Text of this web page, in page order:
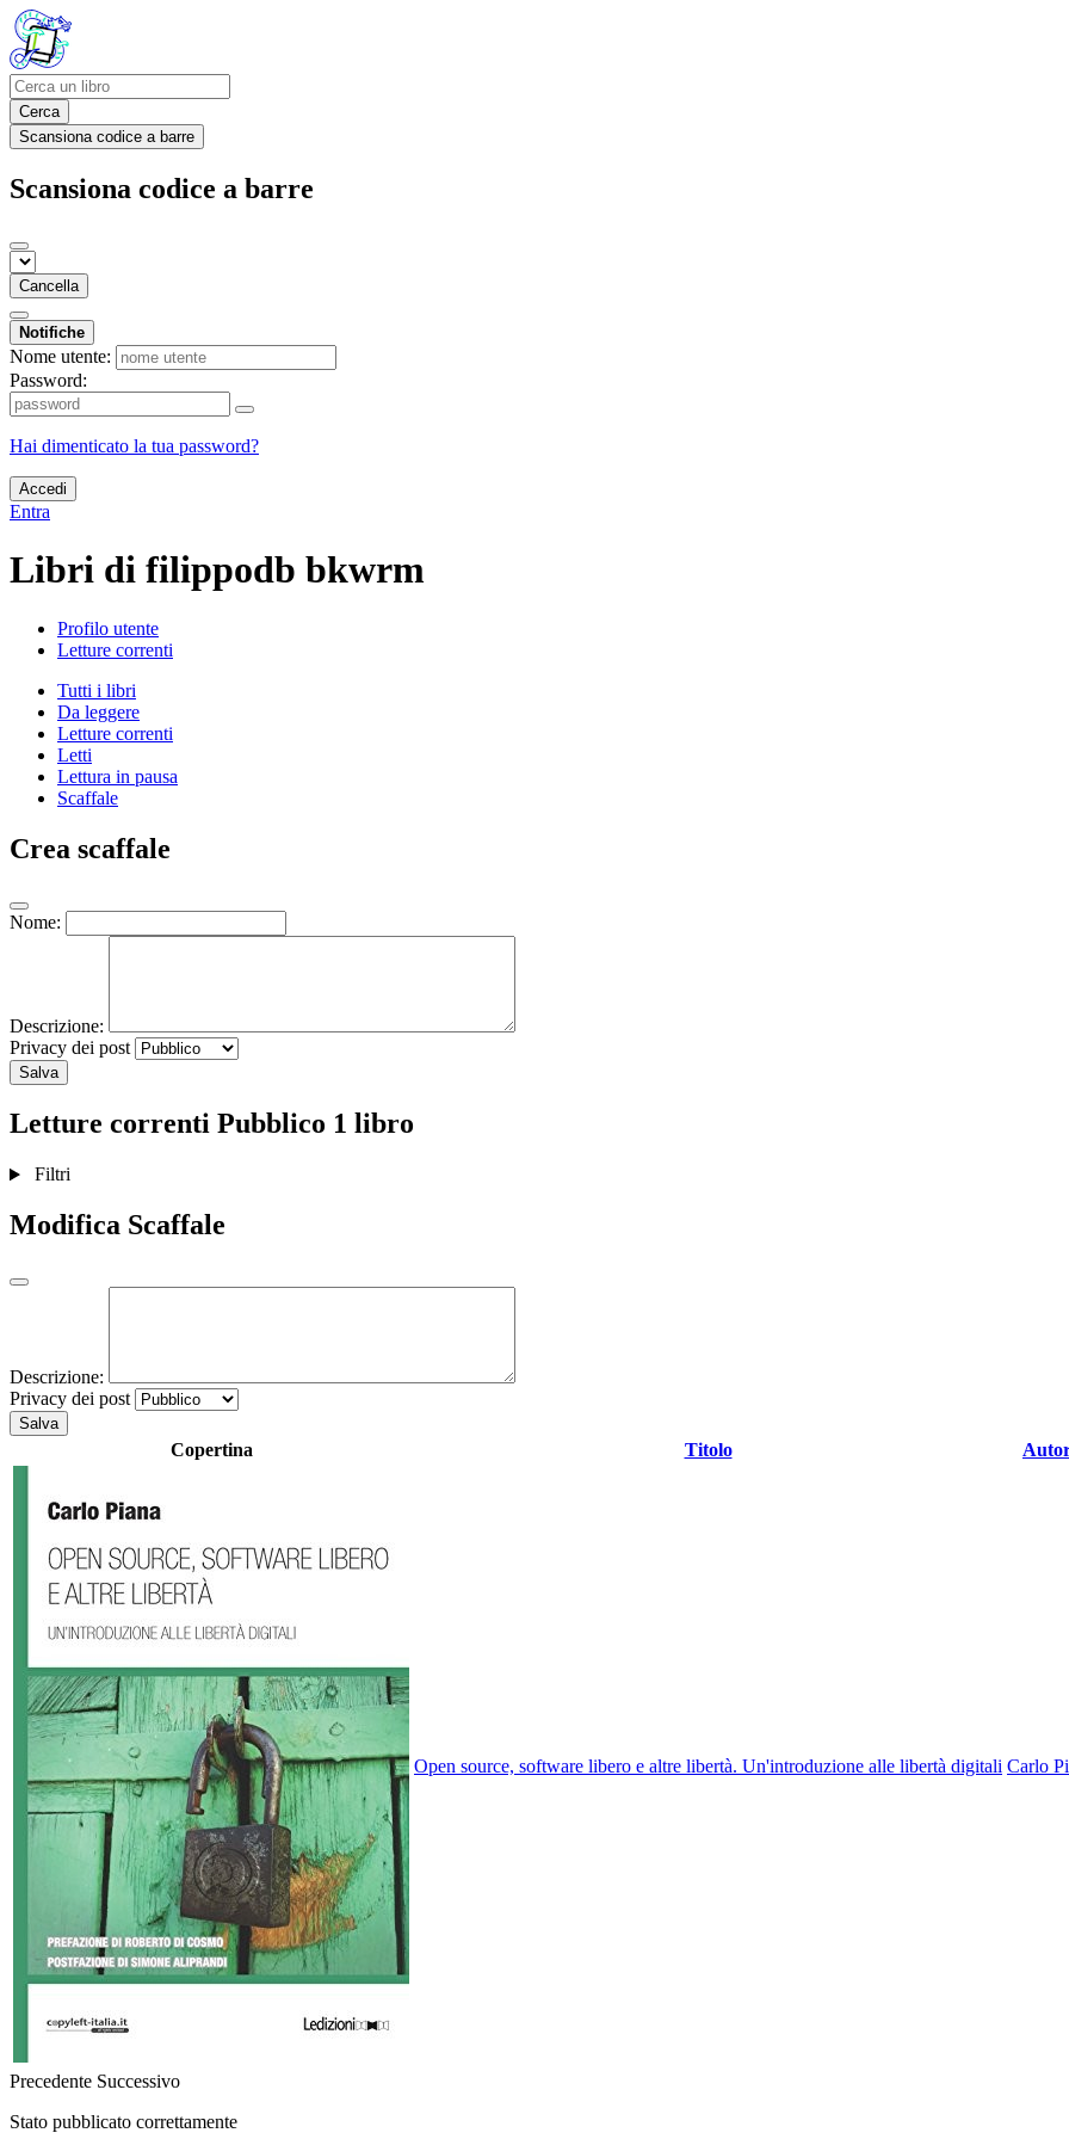
Cerca
Scansiona codice a barre
Scansiona codice a barre
Cancella
Notifiche
Nome utente:
Password:
Hai dimenticato la tua password?
Accedi
Entra
Libri di filippodb bkwrm
Profilo utente
Letture correnti
Tutti i libri
Da leggere
Letture correnti
Letti
Lettura in pausa
Scaffale
Crea scaffale
Nome:
Descrizione:
Privacy dei post
Salva
Letture correnti Pubblico 1 libro
Filtri
Modifica Scaffale
Descrizione:
Privacy dei post
Salva
Copertina Titolo
Open source, software libero e altre libertà. Un'introduzione alle libertà digitali Carlo
Precedente Successivo
Stato pubblicato correttamente